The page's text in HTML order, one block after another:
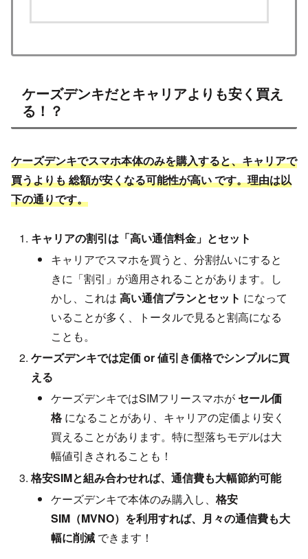
ケーズデンキだとキャリアよりも安く買え
る！？
ケーズデンキでスマホ本体のみを購入すると、キャリアで
買うよりも 総額が安くなる可能性が高い です。理由は以
下の通りです。
キャリアの割引は「高い通信料金」とセット
キャリアでスマホを買うと、分割払いにすると
きに「割引」が適用されることがあります。し
かし、これは高い通信プランとセット になって
いることが多く、トータルで見ると割高になる
ことも。
ケーズデンキでは定価 or 値引き価格でシンプルに買
える
ケーズデンキではSIMフリースマホが セール価
格になることがあり、キャリアの定価より安く
買えることがあります。特に型落ちモデルは大
幅値引きされることも！
格安SIMと組み合わせれば、通信費も大幅節約可能
ケーズデンキで本体のみ購入し、格安
SIM（MVNO）を利用すれば、月々の通信費も大
幅に削減 できます！